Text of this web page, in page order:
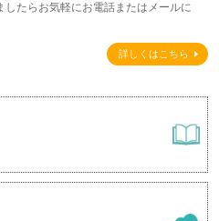
たらお気軽にお電話またはメールに
詳しくはこちら